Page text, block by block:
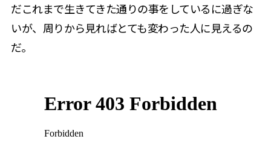
だこれまで生きてきた通りの事をしているに過ぎな
いが、周りから見ればとても変わった人に見えるの
だ。